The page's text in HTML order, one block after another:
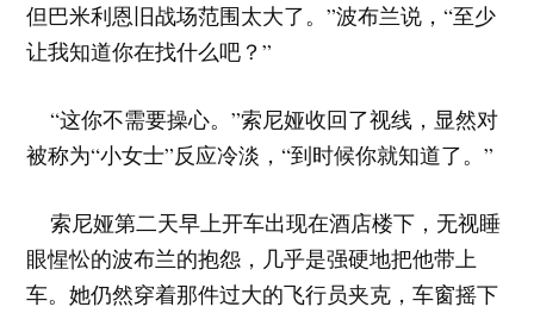
但巴米利恩旧战场范围太大了。”波布兰说，“至少
让我知道你在找什么吧？”
“这你不需要操心。”索尼娅收回了视线，显然对
被称为“小女士”反应冷淡，“到时候你就知道了。”
索尼娅第二天早上开车出现在酒店楼下，无视睡
眼惺忪的波布兰的抱怨，几乎是强硬地把他带上
车。她仍然穿着那件过大的飞行员夹克，车窗摇下